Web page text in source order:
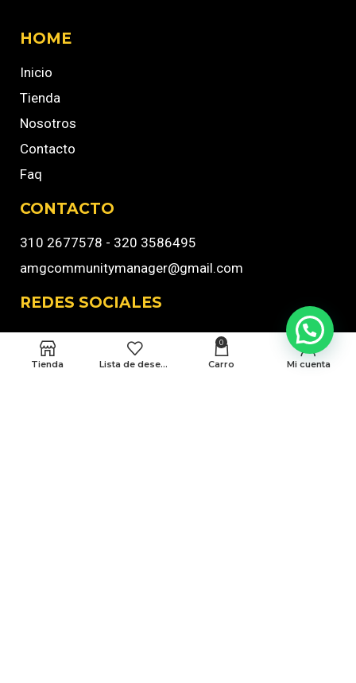
HOME
Inicio
Tienda
Nosotros
Contacto
Faq
CONTACTO
310 2677578 - 320 3586495
amgcommunitymanager@gmail.com
REDES SOCIALES
Tienda Lista de deseos
0
Carro Mi cuenta